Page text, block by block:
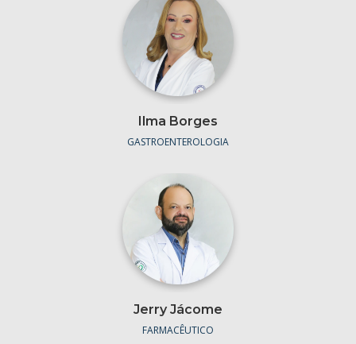
Ilma Borges
GASTROENTEROLOGIA
Jerry Jácome
FARMACÊUTICO